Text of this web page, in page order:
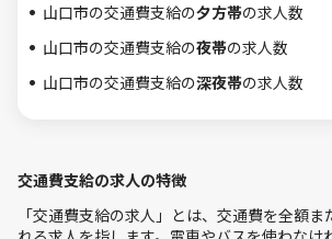
山口市の交通費支給の夕方帯の求人数
山口市の交通費支給の夜帯の求人数
山口市の交通費支給の深夜帯の求人数
交通費支給の求人の特徴
「交通費支給の求人」とは、交通費を全額ま